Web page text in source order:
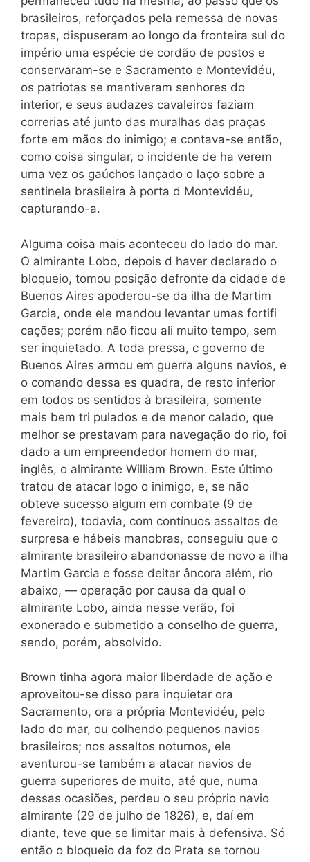
brasileiros, reforçados pela remessa de novas
tropas, dispuseram ao longo da fronteira sul do
império uma espécie de cordão de postos e
conservaram-se e Sacramento e Montevidéu,
os patriotas se mantiveram senhores do
interior, e seus audazes cavaleiros faziam
correrias até junto das muralhas das praças
forte em mãos do inimigo; e contava-se então,
como coisa singular, o incidente de ha verem
uma vez os gaúchos lançado o laço sobre a
sentinela brasileira à porta d Montevidéu,
capturando-a.
Alguma coisa mais aconteceu do lado do mar.
O almirante Lobo, depois d haver declarado o
bloqueio, tomou posição defronte da cidade de
Buenos Aires apoderou-se da ilha de Martim
Garcia, onde ele mandou levantar umas fortifi
cações; porém não ficou ali muito tempo, sem
ser inquietado. A toda pressa, c governo de
Buenos Aires armou em guerra alguns navios, e
o comando dessa es quadra, de resto inferior
em todos os sentidos à brasileira, somente
mais bem tri pulados e de menor calado, que
melhor se prestavam para navegação do rio, foi
dado a um empreendedor homem do mar,
inglês, o almirante William Brown. Este último
tratou de atacar logo o inimigo, e, se não
obteve sucesso algum em combate (9 de
fevereiro), todavia, com contínuos assaltos de
surpresa e hábeis manobras, conseguiu que o
almirante brasileiro abandonasse de novo a ilha
Martim Garcia e fosse deitar âncora além, rio
abaixo, — operação por causa da qual o
almirante Lobo, ainda nesse verão, foi
exonerado e submetido a conselho de guerra,
sendo, porém, absolvido.
Brown tinha agora maior liberdade de ação e
aproveitou-se disso para inquietar ora
Sacramento, ora a própria Montevidéu, pelo
lado do mar, ou colhendo pequenos navios
brasileiros; nos assaltos noturnos, ele
aventurou-se também a atacar navios de
guerra superiores de muito, até que, numa
dessas ocasiões, perdeu o seu próprio navio
almirante (29 de julho de 1826), e, daí em
diante, teve que se limitar mais à defensiva. Só
então o bloqueio da foz do Prata se tornou